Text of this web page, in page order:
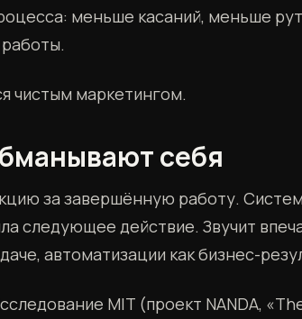
меньше касаний, меньше
чистым маркетингом.
себя
за завершённую работу.
следующее действие. Звучит
автоматизации как бизнес-
MIT (проект NANDA,